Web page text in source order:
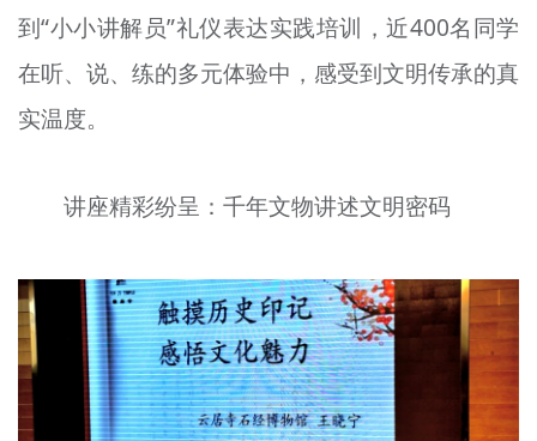
文明评论
北京宣传文化引导基金
专题
到“小小讲解员”礼仪表达实践培训，近400名同学
在听、说、练的多元体验中，感受到文明传承的真
实温度。
讲座精彩纷呈：千年文物讲述文明密码